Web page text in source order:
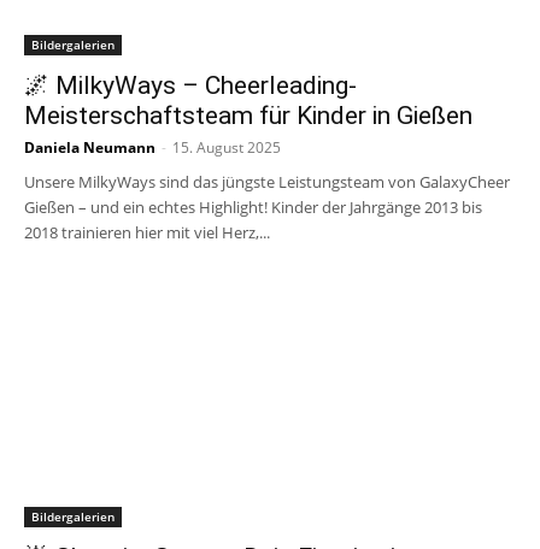
Bildergalerien
🌌 MilkyWays – Cheerleading-
Meisterschaftsteam für Kinder in Gießen
Daniela Neumann - 15. August 2025
Unsere MilkyWays sind das jüngste Leistungsteam von GalaxyCheer
Gießen – und ein echtes Highlight! Kinder der Jahrgänge 2013 bis
2018 trainieren hier mit viel Herz,...
Bildergalerien